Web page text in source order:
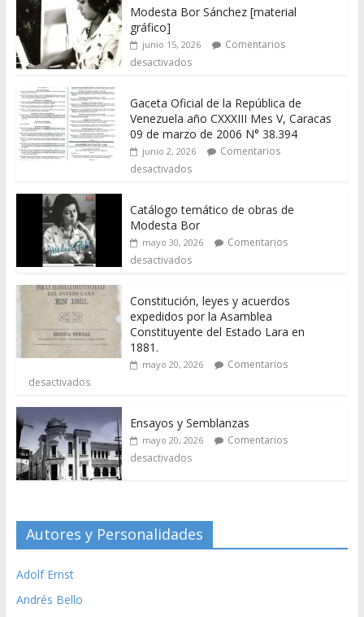
Modesta Bor Sánchez [material
gráfico]
junio 15, 2026
Comentarios
desactivados
Gaceta Oficial de la República de
Venezuela año CXXXIII Mes V, Caracas
09 de marzo de 2006 N° 38.394
junio 2, 2026
Comentarios
desactivados
Catálogo temático de obras de
Modesta Bor
mayo 30, 2026
Comentarios
desactivados
Constitución, leyes y acuerdos
expedidos por la Asamblea
Constituyente del Estado Lara en
1881.
mayo 20, 2026
Comentarios
desactivados
Ensayos y Semblanzas
mayo 20, 2026
Comentarios
desactivados
Autores y Personalidades
Adolf Ernst
Andrés Bello